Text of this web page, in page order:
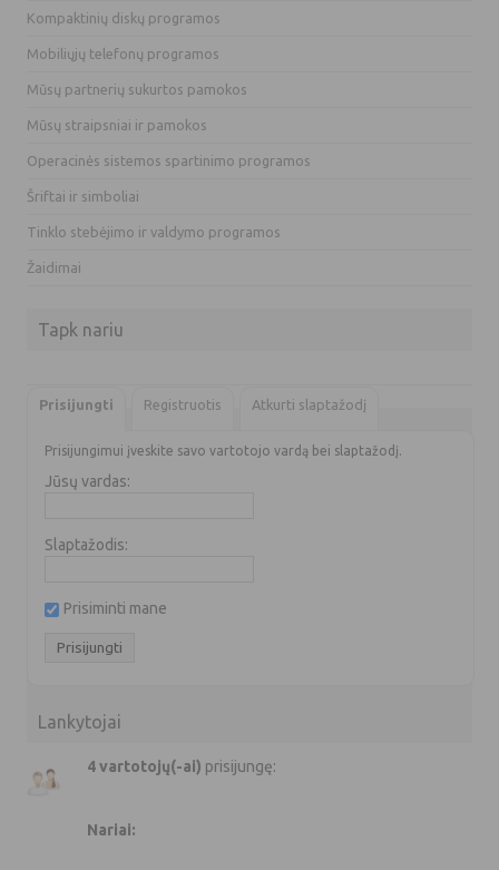
Kompaktinių diskų programos
Mobiliųjų telefonų programos
Mūsų partnerių sukurtos pamokos
Mūsų straipsniai ir pamokos
Operacinės sistemos spartinimo programos
Šriftai ir simboliai
Tinklo stebėjimo ir valdymo programos
Žaidimai
Tapk nariu
Prisijungti Registruotis Atkurti slaptažodį
Prisijungimui įveskite savo vartotojo vardą bei slaptažodį.
Jūsų vardas:
Slaptažodis:
Prisiminti mane
Lankytojai
4 vartotojų(-ai) prisijungę:
Nariai: